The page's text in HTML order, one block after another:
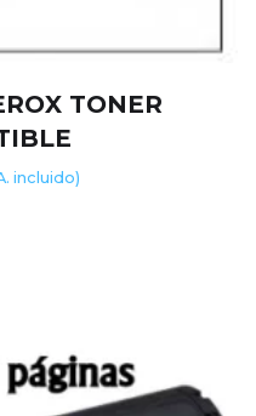
TONER
incluido)